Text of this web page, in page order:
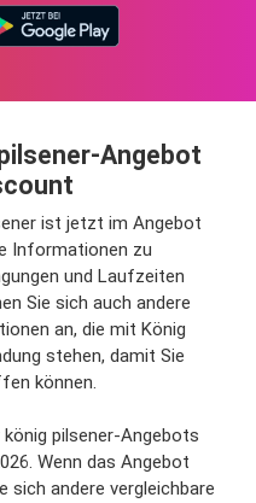
Angebot
ist jetzt im Angebot
Informationen zu
und Laufzeiten
Sie sich auch andere
an, die mit König
stehen, damit Sie
können.
pilsener-Angebots
Wenn das Angebot
sich andere vergleichbare